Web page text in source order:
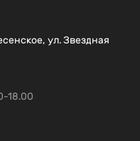
ул. Звездная
18.00